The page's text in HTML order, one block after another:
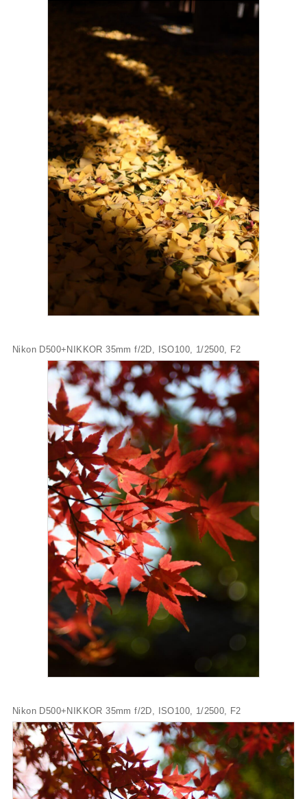
Nikon D500+NIKKOR 35mm f/2D, ISO100, 1/2500, F2
Nikon D500+NIKKOR 35mm f/2D, ISO100, 1/2500, F2